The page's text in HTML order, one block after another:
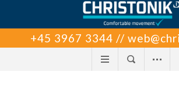
+45 3967 3344 //